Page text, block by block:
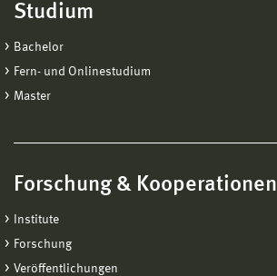
Studium
Bachelor
Fern- und Onlinestudium
Master
Forschung & Kooperationen
Institute
Forschung
Veröffentlichungen